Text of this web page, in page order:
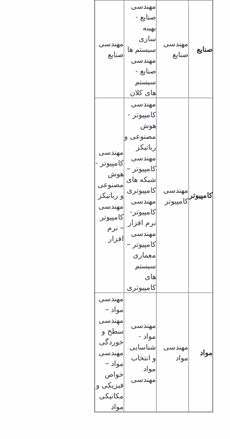
مهندسی
صنایع
مهندسی
صنایع -
بهینه
سازی
سیستم ها
مهندسی
صنایع -
سیستم
های کلان
مهندسی
صنایع
صنایع
مهندسی
کامپیوتر -
هوش
مصنوعی
و رباتیکز
مهندسی
کامپیوتر
– نرم
افزار
مهندسی
کامپیوتر -
هوش
مصنوعی و
رباتیکز
مهندسی
کامپیوتر –
شبکه های
کامپیوتری
مهندسی
کامپیوتر-
نرم افزار
مهندسی
کامپیوتر –
معماری
سیستم
های
کامپیوتری
مهندسی
کامپیوتر
کامپیوتر
مهندسی
مواد –
مهندسی
سطح و
خوردگی
مهندسی
مواد –
خواص
فیزیکی و
مکانیکی
مواد
مهندسی
مواد -
شناسایی
و انتخاب
مواد
مهندسی
مهندسی
مواد
مواد